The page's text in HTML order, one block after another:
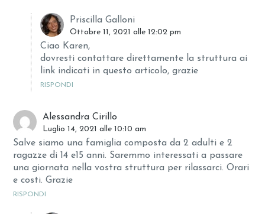
Priscilla Galloni
Ottobre 11, 2021 alle 12:02 pm
Ciao Karen,
dovresti contattare direttamente la struttura ai
link indicati in questo articolo, grazie
RISPONDI
Alessandra Cirillo
Luglio 14, 2021 alle 10:10 am
Salve siamo una famiglia composta da 2 adulti e 2
ragazze di 14 e15 anni. Saremmo interessati a passare
una giornata nella vostra struttura per rilassarci. Orari
e costi. Grazie
RISPONDI